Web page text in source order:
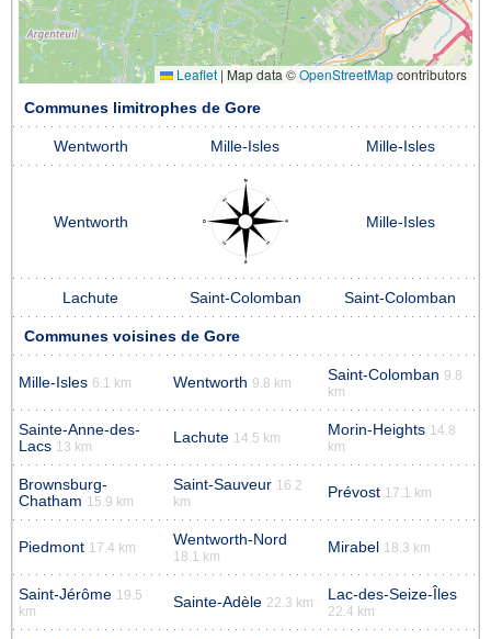
Leaflet | Map data ©OpenStreetMapcontributors
Communes limitrophes de Gore
Wentworth Mille-Isles Mille-Isles
Wentworth Mille-Isles
Lachute Saint-Colomban Saint-Colomban
Communes voisines de Gore
Mille-Isles 6.1 km Wentworth 9.8 km Saint-Colomban 9.8
km
Sainte-Anne-des-
Lacs 13 km
Lachute 14.5 km Morin-Heights 14.8
km
Brownsburg-
Chatham 15.9 km
Saint-Sauveur 16.2
km
Prévost 17.1 km
Piedmont 17.4 km Wentworth-Nord
18.1 km
Mirabel 18.3 km
Saint-Jérôme 19.5
km
Sainte-Adèle 22.3 km Lac-des-Seize-Îles
22.4 km